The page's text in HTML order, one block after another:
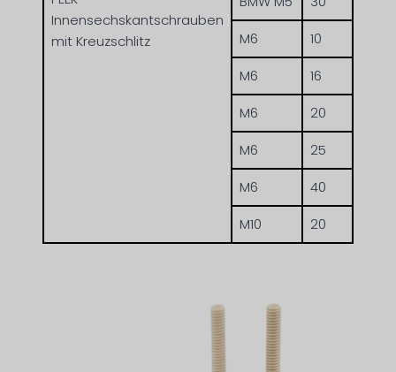
Innensechskantschrauben
mit Kreuzschlitz
M6
10
M6
16
M6
20
M6
25
M6
40
M10
20